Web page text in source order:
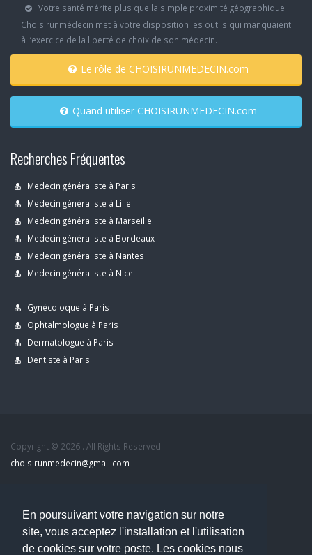
En poursuivant votre navigation sur notre
site, vous acceptez l'installation et l'utilisation
de cookies sur votre poste. Les cookies nous
Votre santé mérite plus que la simple proximité géographique.
Choisirunmédecin met à votre disposition les outils qui manquaient
à l’exercice de la liberté de choix de son médecin.
Le rôle de CHOISIRUNMEDECIN.com
Quand utiliser CHOISIRUNMEDECIN.com
Recherches Fréquentes
Medecin généraliste à Paris
Medecin généraliste à Lille
Medecin généraliste à Marseille
Medecin généraliste à Bordeaux
Medecin généraliste à Nantes
Medecin généraliste à Nice
Gynécoloque à Paris
Ophtalmologue à Paris
Dermatologue à Paris
Dentiste à Paris
Copyright © 2026 . All Rights Reserved.
choisirunmedecin@gmail.com
Accueil
Blog